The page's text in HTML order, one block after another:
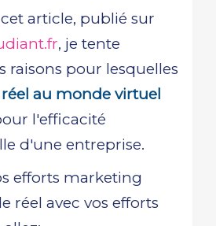
article, publié sur
, je tente
raisons pour lesquelles
au monde virtuel
l'efficacité
d'une entreprise.
efforts marketing
réel avec vos efforts